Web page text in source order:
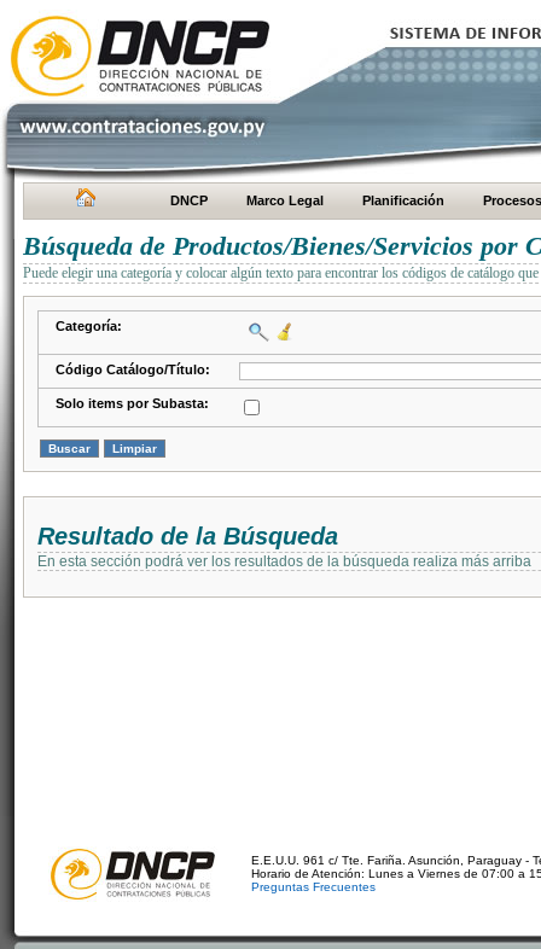
DNCP Marco Legal Planificación Procesos
Búsqueda de Productos/Bienes/Servicios por
Puede elegir una categoría y colocar algún texto para encontrar los códigos de catálogo
Categoría:
Código Catálogo/Título:
Solo items por Subasta:
Resultado de la Búsqueda
En esta sección podrá ver los resultados de la búsqueda realiza más arriba
E.E.U.U. 961 c/ Tte. Fariña. Asunción, Paraguay -
Horario de Atención: Lunes a Viernes de 07:00 a
Preguntas Frecuentes